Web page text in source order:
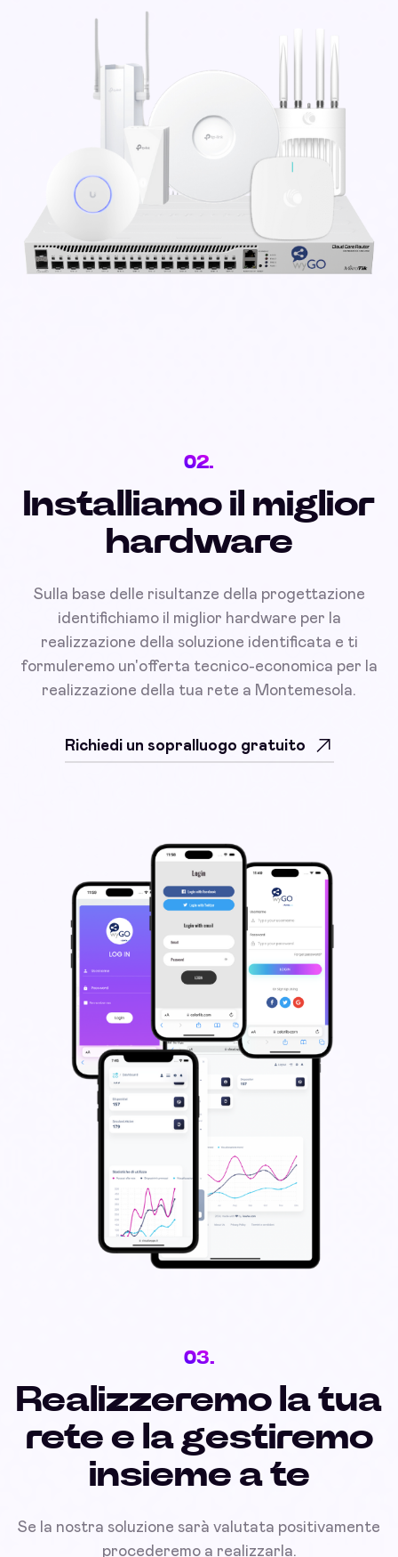
02.
Installiamo il miglior
hardware
Sulla base delle risultanze della progettazione
identifichiamo il miglior hardware per la
realizzazione della soluzione identificata e ti
formuleremo un'offerta tecnico-economica per la
realizzazione della tua rete a Montemesola.
Richiedi un sopralluogo gratuito
03.
Realizzeremo la tua
rete e la gestiremo
insieme a te
Se la nostra soluzione sarà valutata positivamente
procederemo a realizzarla.